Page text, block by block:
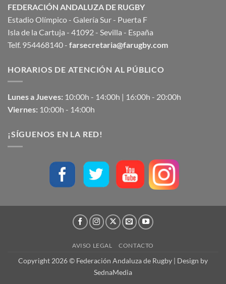
FEDERACIÓN ANDALUZA DE RUGBY
Estadio Olímpico - Galería Sur - Puerta F
Isla de la Cartuja - 41092 - Sevilla - España
Telf. 954468140 - farsecretaria@farugby.com
HORARIOS DE ATENCIÓN AL PÚBLICO
Lunes a Jueves: 10:00h - 14:00h | 16:00h - 20:00h
Viernes: 10:00h - 14:00h
¡SÍGUENOS EN LA RED!
AVISO LEGAL CONTACTO
Copyright 2026 © Federación Andaluza de Rugby | Design by
SednaMedia